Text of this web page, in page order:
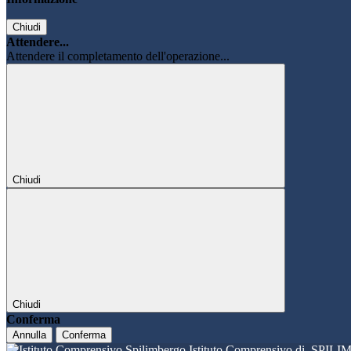
Chiudi
Attendere...
Attendere il completamento dell'operazione...
Chiudi
Chiudi
Conferma
Annulla Conferma